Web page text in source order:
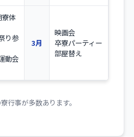
寮体
り参
動会
3月
映画会
卒寮パーティー
部屋替え
行事が多数あります。